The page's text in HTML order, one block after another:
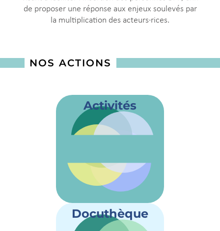
de proposer une réponse aux enjeux soulevés par
la multiplication des acteurs·rices.
NOS ACTIONS
Activités
Docuthèque